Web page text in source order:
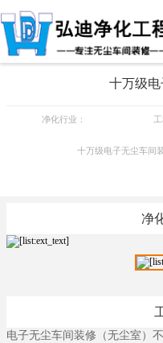
十万级
净化行业：
十万级电子无尘车间
净
电子无尘车间装修（无尘室）